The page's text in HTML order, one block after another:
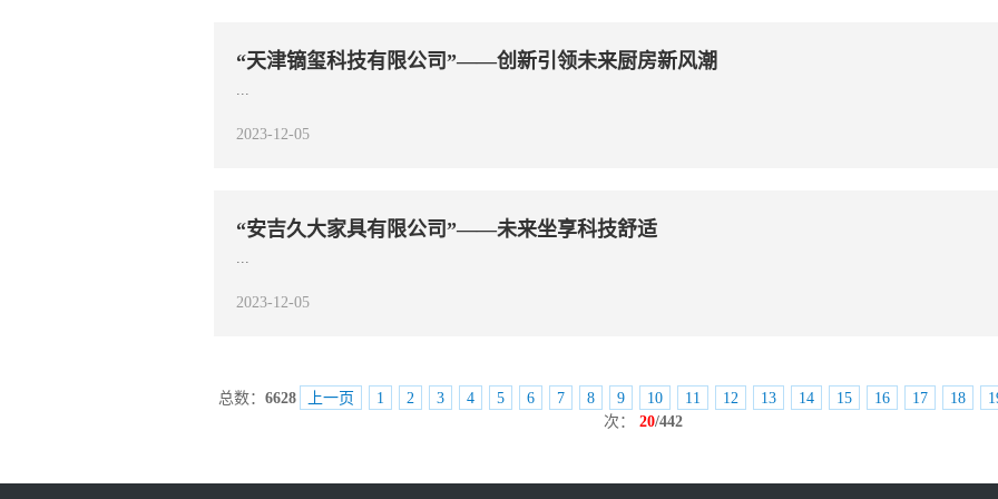
“天津镝玺科技有限公司”——创新引领未来厨房新风潮
...
2023-12-05
“安吉久大家具有限公司”——未来坐享科技舒适
...
2023-12-05
总数： 6628 上一页 1 2 3 4 5 6 7 8 9 10 11 12 13 14 15 16 17 18
次： 20/442